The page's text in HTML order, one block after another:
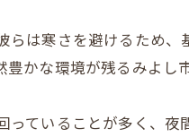
は寒さを避けるため、
かな環境が残るみよし
ていることが多く、夜